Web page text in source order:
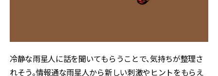
冷静な雨星人に話を聞いてもらうことで、気持ちが整理さ
れそう。情報通な雨星人から新しい刺激やヒントをもらえ